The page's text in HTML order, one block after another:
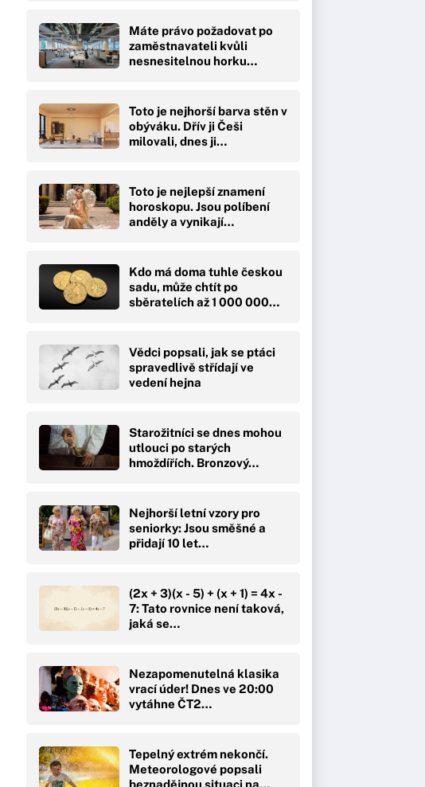
Máte právo požadovat po
zaměstnavateli kvůli
nesnesitelnou horku…
Toto je nejhorší barva stěn v
obýváku. Dřív ji Češi
milovali, dnes ji…
Toto je nejlepší znamení
horoskopu. Jsou políbení
anděly a vynikají…
Kdo má doma tuhle českou
sadu, může chtít po
sběratelích až 1 000 000…
Vědci popsali, jak se ptáci
spravedlivě střídají ve
vedení hejna
Starožitníci se dnes mohou
utlouci po starých
hmoždířích. Bronzový…
Nejhorší letní vzory pro
seniorky: Jsou směšné a
přidají 10 let…
(2x + 3)(x - 5) + (x + 1) = 4x -
7: Tato rovnice není taková,
jaká se…
Nezapomenutelná klasika
vrací úder! Dnes ve 20:00
vytáhne ČT2…
Tepelný extrém nekončí.
Meteorologové popsali
beznadějnou situaci na…